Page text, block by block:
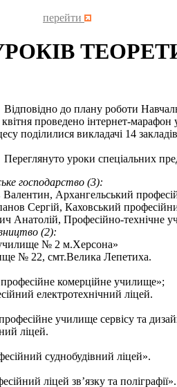
перейти
до плану роботи
проведено інтернет-марафон
поділилися викладачі 14
уроки спеціальних
господарство (3):
Валентин, Архангельський
Сергій, Каховський
Анатолій, Професійно-технічне
(2):
№ 2 м.Херсона»
№ 22, смт.Велика Лепетиха.
комерційне училище»;
електротехнічний ліцей.
училище сервісу та
ліцей.
суднобудівний ліцей».
ліцей зв’язку та поліграфії».